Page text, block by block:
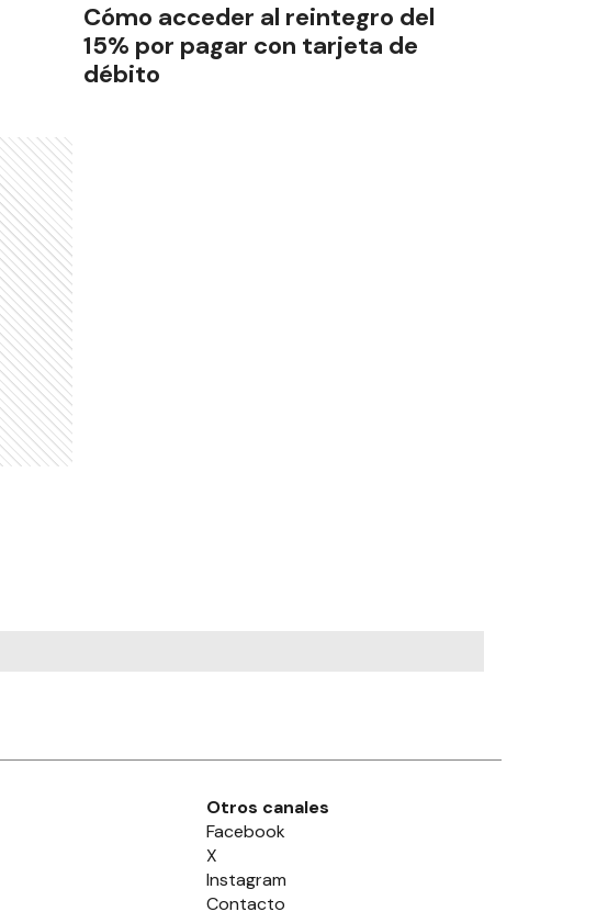
Cómo acceder al reintegro del
15% por pagar con tarjeta de
débito
Otros canales
Facebook
X
Instagram
Contacto